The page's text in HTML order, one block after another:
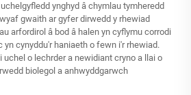
ynghyd â chymlau tymheredd
gwaith ar gyfer dirwedd y rhewiad
arfordirol â bod â halen yn cyflymu corrodi
yn cynyddu'r haniaeth o fewn i'r rhewiad.
uchel o lechrder a newidiant cryno a llai o
biolegol a anhwyddgarwch